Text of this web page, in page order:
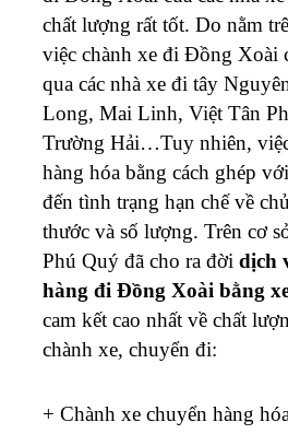
chất lượng rất tốt. Do nằm
việc chành xe đi Đồng Xoài
qua các nhà xe đi tây
Long, Mai Linh, Việt Tân
Trường Hải…Tuy nhiên,
hàng hóa bằng cách ghép
đến tình trạng hạn chế về
thước và số lượng. Trên cơ
Phú Quý đã cho ra đời dịch
hàng đi Đồng Xoài bằng
cam kết cao nhất về chất
chành xe, chuyển đi:
+ Chành xe chuyển hàng